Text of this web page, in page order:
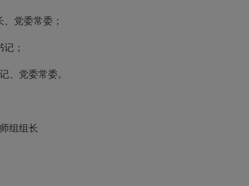
党委常委；
；
、党委常委。
组组长